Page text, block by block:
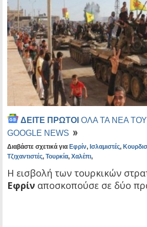
ΔΕΙΤΕ ΠΡΩΤΟΙ ΟΛΑ ΤΑ ΝΕΑ ΤΟΥ
GOOGLE NEWS
Διαβάστε σχετικά για Εφρίν, Ισλαμιστές,
Τζιχαντιστές, Τουρκία, Χαλέπι,
Η εισβολή των τουρκικών
Εφρίν αποσκοπούσε σε δύο